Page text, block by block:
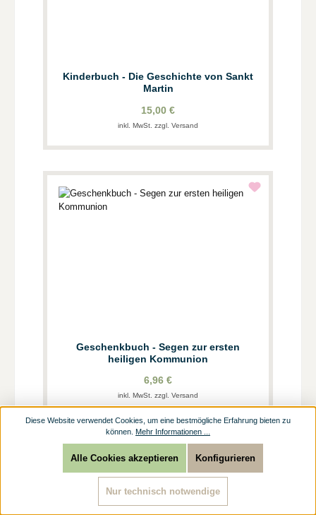
Kinderbuch - Die Geschichte von Sankt
Martin
15,00 €
inkl. MwSt. zzgl. Versand
Geschenkbuch - Segen zur ersten
heiligen Kommunion
6,96 €
inkl. MwSt. zzgl. Versand
Diese Website verwendet Cookies, um eine bestmögliche Erfahrung bieten zu
können. Mehr Informationen ...
Nur technisch notwendige
Konfigurieren
Alle Cookies akzeptieren